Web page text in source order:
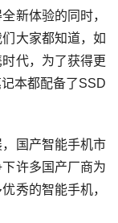
新体验的同时，
大家都知道，如
代，为了获得更
本都配备了SSD
国产智能手机市
许多国产厂商为
秀的智能手机，